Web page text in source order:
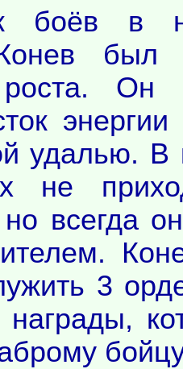
боёв в
был
Он
удалью. В
не
всегда
3